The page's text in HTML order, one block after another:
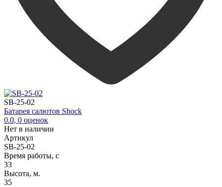
SB-25-02
Батарея салютов Shock
0.0, 0 оценок
Нет в наличии
Артикул
SB-25-02
Время работы, с
33
Высота, м.
35